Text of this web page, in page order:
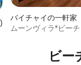
ー3件、5つ星中5つ星
バイチャイの一軒家
ムーンヴィラ*ビー
ビー